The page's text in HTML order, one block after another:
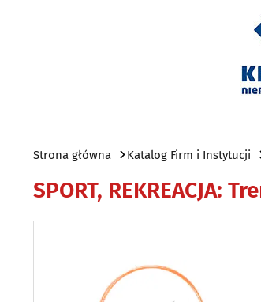
Strona główna Katalog Firm i Instytucji
SPORT, REKREACJA: